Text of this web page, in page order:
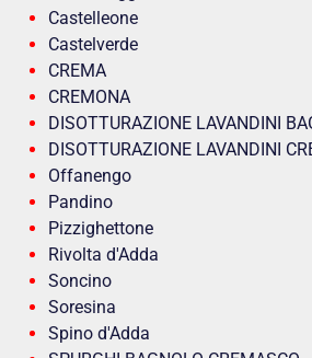
Castelleone
Castelverde
CREMA
CREMONA
DISOTTURAZIONE LAVANDINI
DISOTTURAZIONE LAVANDINI
Offanengo
Pandino
Pizzighettone
Rivolta d'Adda
Soncino
Soresina
Spino d'Adda